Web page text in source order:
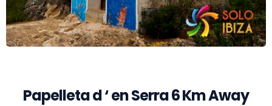
Papelleta d ‘ en Serra 6 Km Away